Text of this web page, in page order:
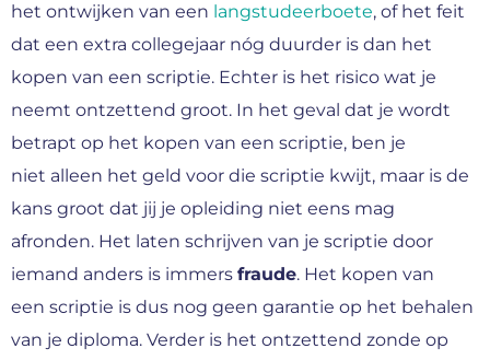
het ontwijken van een langstudeerboete, of het feit
dat een extra collegejaar nóg duurder is dan het
kopen van een scriptie. Echter is het risico wat je
neemt ontzettend groot. In het geval dat je wordt
betrapt op het kopen van een scriptie, ben je
niet alleen het geld voor die scriptie kwijt, maar is de
kans groot dat jij je opleiding niet eens mag
afronden. Het laten schrijven van je scriptie door
iemand anders is immers fraude. Het kopen van
een scriptie is dus nog geen garantie op het behalen
van je diploma. Verder is het ontzettend zonde op